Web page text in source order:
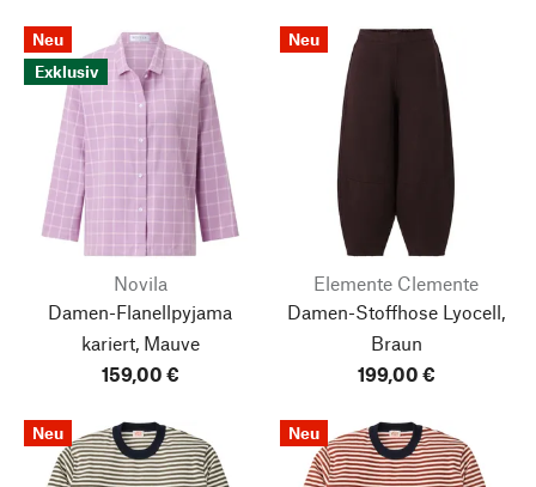
Neu
Exklusiv
Novila
Damen-Flanellpyjama
kariert, Mauve
159,00 €
Neu
Elemente Clemente
Damen-Stoffhose Lyocell,
Braun
199,00 €
Neu Neu
Nach oben